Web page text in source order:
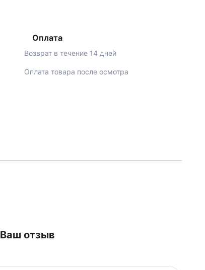
Оплата
Возврат в течение 14 дней
Оплата товара после осмотра
Ваш отзыв